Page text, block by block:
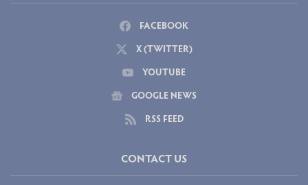
FACEBOOK
X (TWITTER)
YOUTUBE
GOOGLE NEWS
RSS FEED
CONTACT US